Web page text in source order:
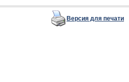
Версия для печати